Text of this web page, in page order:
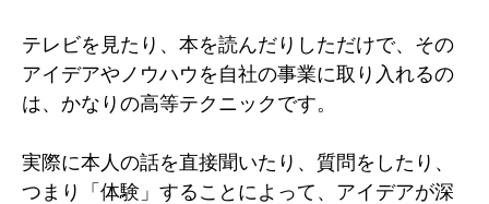
テレビを見たり、本を読んだりしただけで、その
アイデアやノウハウを自社の事業に取り入れるの
は、かなりの高等テクニックです。
実際に本人の話を直接聞いたり、質問をしたり、
つまり「体験」することによって、アイデアが深